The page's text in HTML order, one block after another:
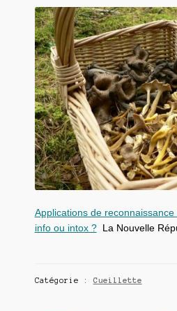
Applications de
info ou intox ?La Nouvelle
Catégorie : Cueillette